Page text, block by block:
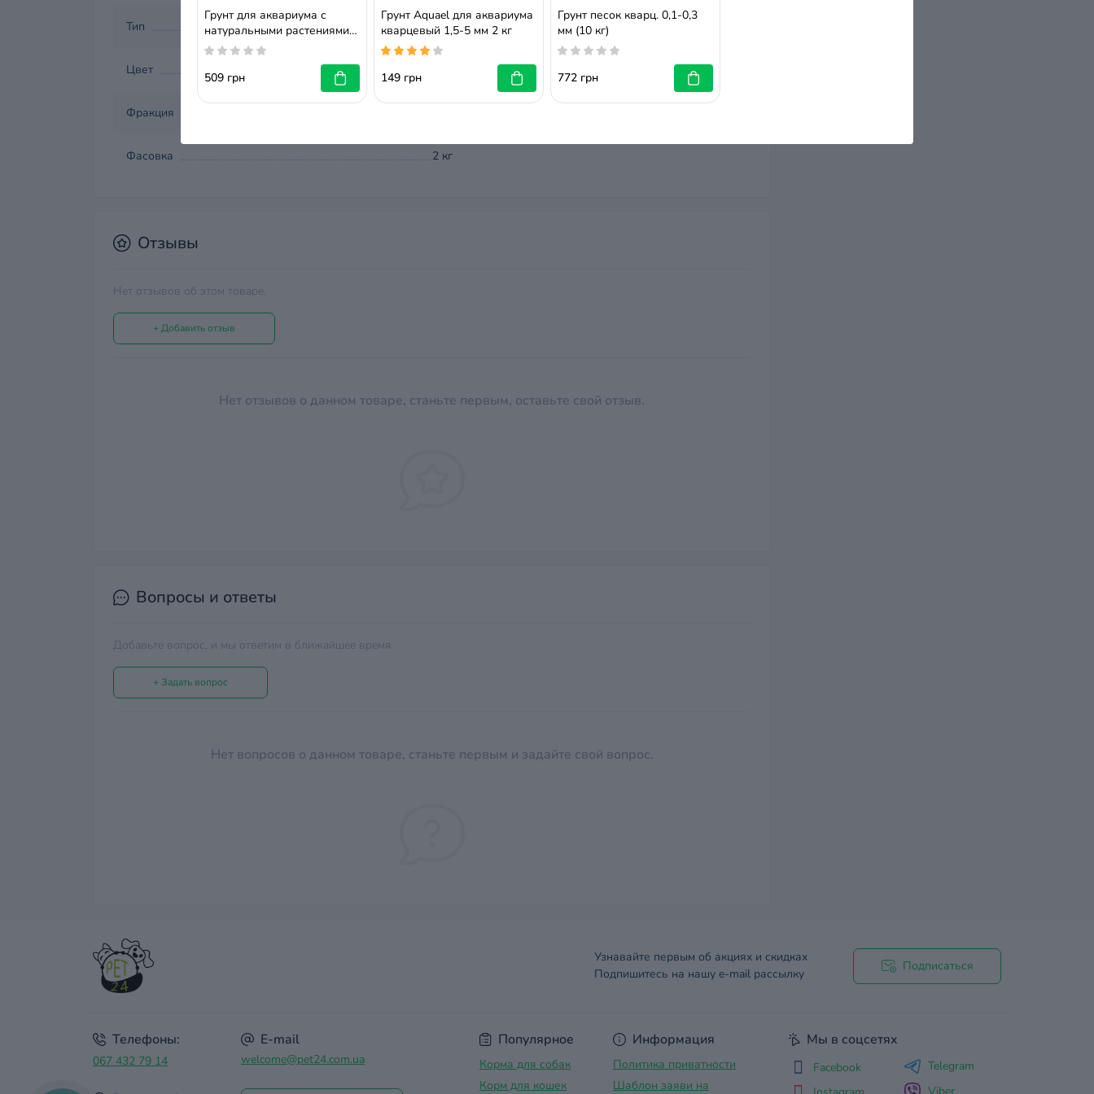
Тип Грунт
Цвет
Фракция
Фасовка 2 кг
Отзывы
Нет отзывов об этом товаре.
+ Добавить отзыв
Нет отзывов о данном товаре, станьте первым, оставьте свой отзыв.
Вопросы и ответы
Добавьте вопрос, и мы ответим в ближайшее время.
+ Задать вопрос
Нет вопросов о данном товаре, станьте первым и задайте свой вопрос.
Узнавайте первым об акциях и скидках
Подпишитесь на нашу e-mail рассылку
Подписаться
Телефоны:
067 432 79 14
E-mail
welcome@pet24.com.ua
Популярное
Корма для собак
Корм для кошек
Информация
Политика приватности
Шаблон заяви на
Мы в соцсетях
Facebook
Telegram
Грунт для аквариума с
натуральными растениями
JBL Manado 5л - на
509 грн
Грунт Aquael для аквариума
кварцевый 1,5-5 мм 2 кг
149 грн
Грунт песок кварц. 0,1-0,3
мм (10 кг)
772 грн